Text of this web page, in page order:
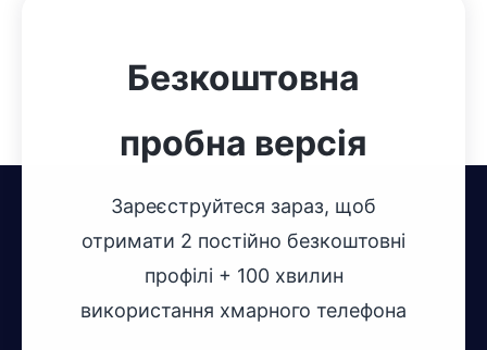
Безкоштовна
пробна версія
Зареєструйтеся зараз, щоб
отримати 2 постійно безкоштовні
профілі + 100 хвилин
використання хмарного телефона